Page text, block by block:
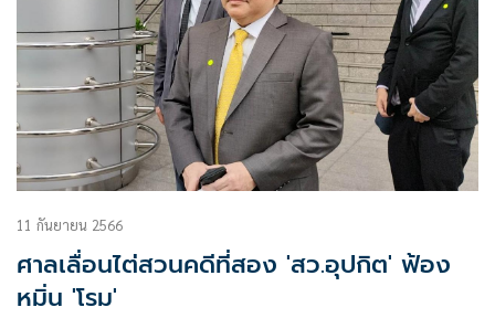
11 กันยายน 2566
ศาลเลื่อนไต่สวนคดีที่สอง 'สว.อุปกิต' ฟ้อง
หมิ่น 'โรม'